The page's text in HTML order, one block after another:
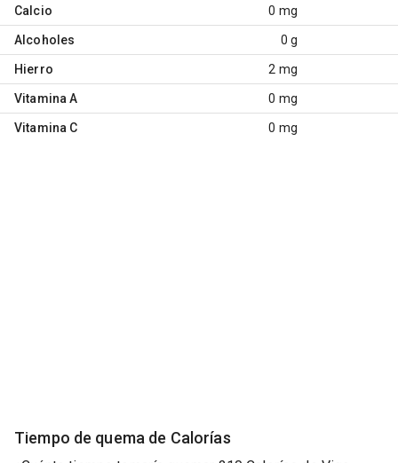
Calcio 0 mg
Alcoholes 0 g
Hierro 2 mg
Vitamina A 0 mg
Vitamina C 0 mg
Tiempo de quema de Calorías